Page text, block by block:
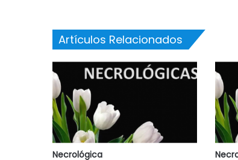
Artículos Relacionados
Necrológica